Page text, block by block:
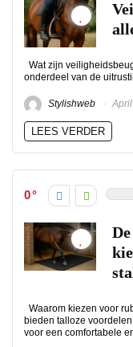
Wat zijn
onderdeel van de
Stylishweb
LEES VERDER
0
Waarom kiezen voor
bieden talloze
voor een comfortabele